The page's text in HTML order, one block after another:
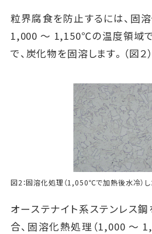
粒界腐食を防止するには、固
1,000 ～ 1,150℃の温度領域で
で、炭化物を固溶します。（図２）
図2：固溶化処理（1,050℃で加熱後水冷）
オーステナイト系ステンレス
合、固溶化熱処理（1,000 ～